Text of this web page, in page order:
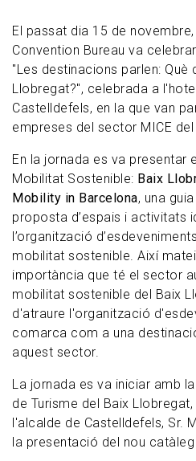
El passat dia 15 de
Convention Bureau va
"Les destinacions parlen: Què
Llobregat?", celebrada a
Castelldefels, en la que van
empreses del sector MICE
En la jornada es va presentar
Mobilitat Sostenible: Baix
Mobility in Barcelona, una
proposta d’espais i activitats
l’organització
mobilitat sostenible. Així
importància que té el sector
mobilitat sostenible del Baix
d'atraure l'organització
comarca com a una
aquest sector.
La jornada es va iniciar amb
de Turisme del Baix
l'alcalde de Castelldefels, Sr.
la presentació del nou catàleg